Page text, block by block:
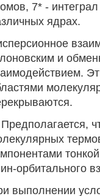
7* -
ядрах.
и
орбитального
выполнении